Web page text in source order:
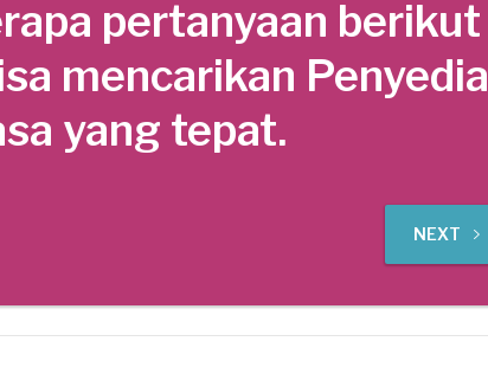
pertanyaan berikut
mencarikan Penyedia
yang tepat.
NEXT